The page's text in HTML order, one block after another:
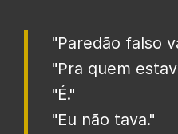
"Paredão falso
"Pra quem
"É."
"Eu não tava."